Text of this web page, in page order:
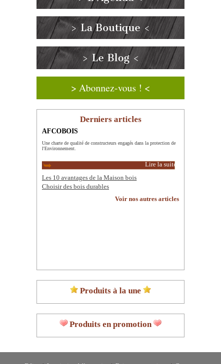
> La Boutique <
> Le Blog <
> Abonnez-vous ! <
Derniers articles
AFCOBOIS
Une charte de qualité de constructeurs engagés dans la protection de
l'Environnement.
Lire la suite
Les 10 avantages de la Maison bois
Choisir des bois durables
Voir nos autres articles
Produits à la une
Produits en promotion